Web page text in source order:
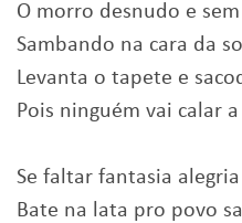
O morro desnudo e
Sambando na cara da
Levanta o tapete e
Pois ninguém vai calar
Se faltar fantasia
Bate na lata pro povo